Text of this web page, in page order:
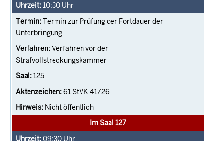
10:30 Uhr
Termin zur Prüfung der Fortdauer der
Unterbringung
Verfahren vor der
Strafvollstreckungskammer
125
61 StVK 41/26
Nicht öffentlich
Im Saal 127
09:30 Uhr